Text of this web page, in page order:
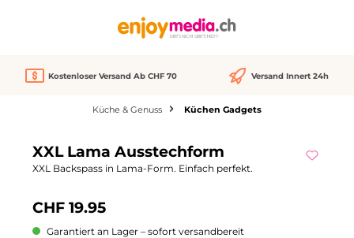
Kostenloser Versand Ab CHF 70 Versand Innert 24h
Küche & Genuss Küchen Gadgets
XXL Lama Ausstechform
XXL Backspass in Lama-Form. Einfach perfekt.
CHF 19.95
Garantiert an Lager – sofort versandbereit